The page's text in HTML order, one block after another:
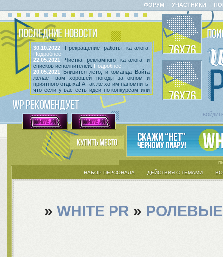
30.10.2022 Прекращение работы каталога.
Подробнее.
22.05.2021
Чистка рекламного каталога и
списков исполнителей. Подробнее.
20.05.2021
Близится лето, и команда Вайта
желает вам хорошей погоды за окном и
приятного отдыха! А так же хотим напомнить,
что если у вас есть идеи по конкурсам или
мероприятиям, вы всегда можете высказать
ихв этой теме! Так же сообщаем, что введен
срок неактивности исполнителей и их тем.
Подробнее.
НАБОР ПЕРСОНАЛА ДЕЙСТВИЯ С ТЕМАМИ
ФОРУМ УЧАСТНИКИ
» WHITE PR »